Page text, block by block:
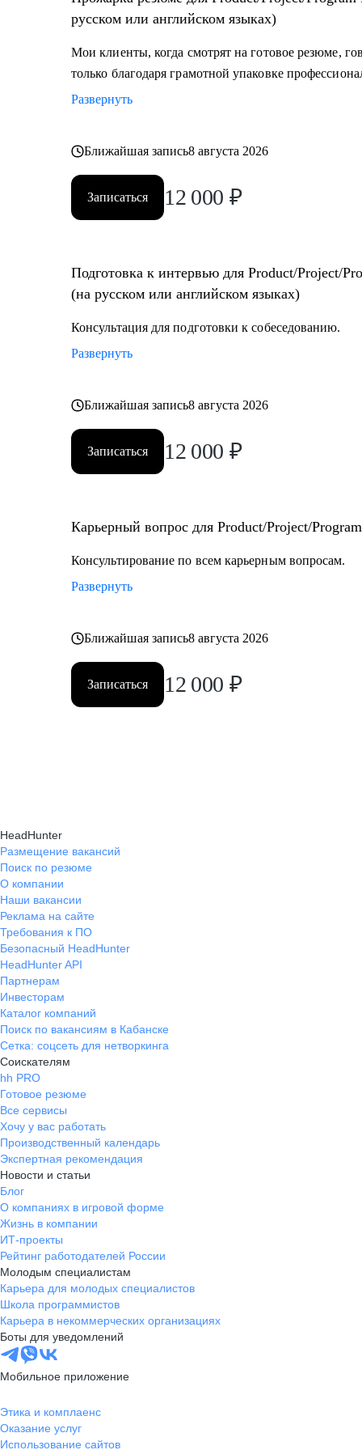
• IT-специалистам в направлениях Product
Business Analysis.
• Другим специалистам в направлениях HR,
русском или английском языках)
Мои клиенты, когда смотрят на готовое резюме,
только благодаря грамотной упаковке
Развернуть
Ближайшая запись8 августа 2026
Записаться 12 000 ₽
Подготовка к интервью для Product/Project/Program Management и Business Analysis
(на русском или английском языках)
Консультация для подготовки к собеседованию.
Развернуть
Ближайшая запись8 августа 2026
Записаться 12 000 ₽
Карьерный вопрос для Product/Project/
Консультирование по всем карьерным вопросам.
Развернуть
Ближайшая запись8 августа 2026
Записаться 12 000 ₽
HeadHunter
Размещение вакансий
Поиск по резюме
О компании
Наши вакансии
Реклама на сайте
Требования к ПО
Безопасный HeadHunter
HeadHunter API
Партнерам
Инвесторам
Каталог компаний
Поиск по вакансиям в Кабанске
Сетка: соцсеть для нетворкинга
Соискателям
hh PRO
Готовое резюме
Все сервисы
Хочу у вас работать
Производственный календарь
Экспертная рекомендация
Новости и статьи
Блог
О компаниях в игровой форме
Жизнь в компании
ИТ-проекты
Рейтинг работодателей России
Молодым специалистам
Карьера для молодых специалистов
Школа программистов
Карьера в некоммерческих организациях
Боты для уведомлений
Мобильное приложение
Этика и комплаенс
Оказание услуг
Использование сайтов